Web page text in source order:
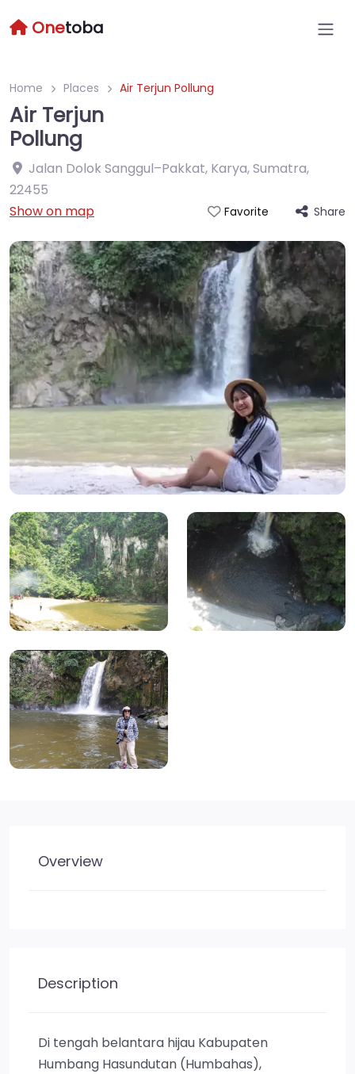
Onetoba
Home Places Air Terjun Pollung
Air Terjun
Pollung
Jalan Dolok Sanggul–Pakkat, Karya, Sumatra,
22455
Show on map
Favorite Share
Overview
Description
Di tengah belantara hijau Kabupaten
Humbang Hasundutan (Humbahas),